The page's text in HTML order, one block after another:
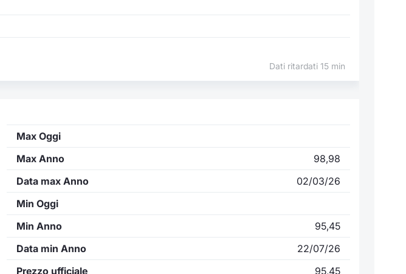
Dati ritardati 15 min
Max Oggi
Max Anno
98,98
Data max Anno
02/03/26
Min Oggi
Min Anno
95,45
Data min Anno
22/07/26
Prezzo ufficiale
95,45